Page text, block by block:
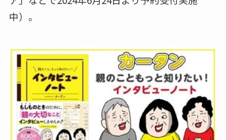
中）。